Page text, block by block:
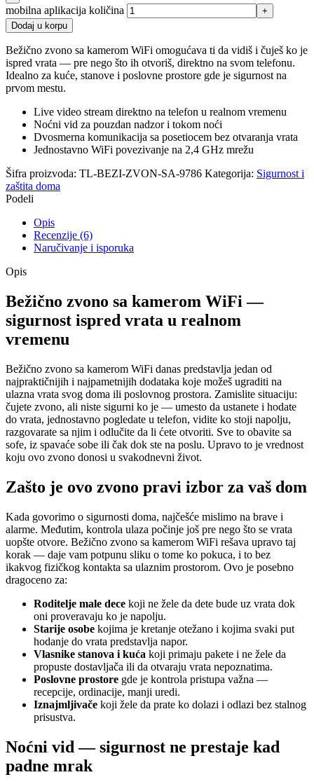
mobilna aplikacija količina
Dodaj u korpu
Bežično zvono sa kamerom WiFi omogućava ti da vidiš i čuješ ko je
ispred vrata — pre nego što ih otvoriš, direktno na svom telefonu.
Idealno za kuće, stanove i poslovne prostore gde je sigurnost na
prvom mestu.
Live video stream direktno na telefon u realnom vremenu
Noćni vid za pouzdan nadzor i tokom noći
Dvosmerna komunikacija sa posetiocem bez otvaranja vrata
Jednostavno WiFi povezivanje na 2,4 GHz mrežu
Šifra proizvoda: TL-BEZI-ZVON-SA-9786 Kategorija: Sigurnost i
zaštita doma
Podeli
Opis
Recenzije (6)
Naručivanje i isporuka
Opis
Bežično zvono sa kamerom WiFi —
sigurnost ispred vrata u realnom
vremenu
Bežično zvono sa kamerom WiFi danas predstavlja jedan od
najpraktičnijih i najpametnijih dodataka koje možeš ugraditi na
ulazna vrata svog doma ili poslovnog prostora. Zamislite situaciju:
čujete zvono, ali niste sigurni ko je — umesto da ustanete i hodate
do vrata, jednostavno pogledate u telefon, vidite ko stoji napolju,
razgovarate sa njim i odlučite da li ćete otvoriti. Sve to obavite sa
sofe, iz spavaće sobe ili čak dok ste na poslu. Upravo to je vrednost
koju ovo zvono donosi u svakodnevni život.
Zašto je ovo zvono pravi izbor za vaš dom
Kada govorimo o sigurnosti doma, najčešće mislimo na brave i
alarme. Međutim, kontrola ulaza počinje još pre nego što se vrata
uopšte otvore. Bežično zvono sa kamerom WiFi rešava upravo taj
korak — daje vam potpunu sliku o tome ko pokuca, i to bez
ikakvog fizičkog kontakta sa ulaznim prostorom. Ovo je posebno
dragoceno za:
Roditelje male dece koji ne žele da dete bude uz vrata dok
oni proveravaju ko je napolju.
Starije osobe kojima je kretanje otežano i kojima svaki put
hodanje do vrata predstavlja napor.
Vlasnike stanova i kuća koji primaju pakete i ne žele da
propuste dostavljača ili da otvaraju vrata nepoznatima.
Poslovne prostore gde je kontrola pristupa važna —
recepcije, ordinacije, manji uredi.
Iznajmljivače koji žele da prate ko dolazi i odlazi bez stalnog
prisustva.
Noćni vid — sigurnost ne prestaje kad
padne mrak